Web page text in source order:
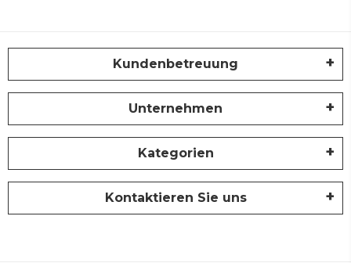
Kundenbetreuung
Unternehmen
Kategorien
Kontaktieren Sie uns